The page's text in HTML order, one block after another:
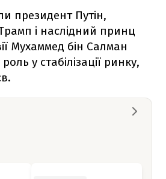
президент Путін,
і наслідний принц
Мухаммед бін Салман
у стабілізації ринку,